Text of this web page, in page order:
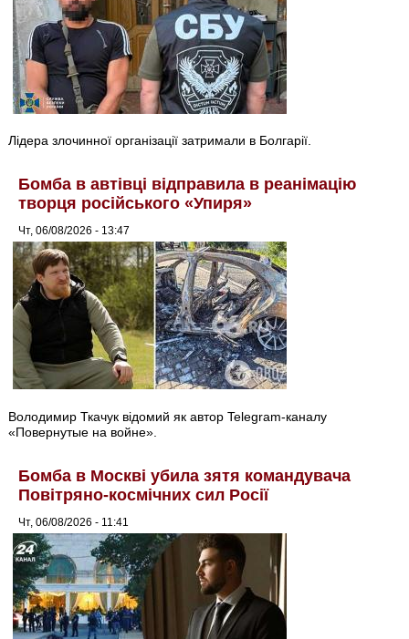
Лідера злочинної організації затримали в Болгарії.
Бомба в автівці відправила в реанімацію
творця російського «Упиря»
Чт, 06/08/2026 - 13:47
Володимир Ткачук відомий як автор Telegram-каналу
«Повернутые на войне».
Бомба в Москві убила зятя командувача
Повітряно-космічних сил Росії
Чт, 06/08/2026 - 11:41